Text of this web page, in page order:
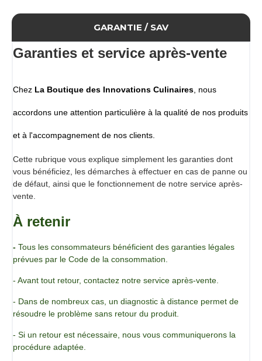
Un hommage à cet insecte incroyable et productif qui vous
permet de polliniser les fleurs et de donner le meilleur sous
forme de miel. Faites voler votre esprit !!
Caractéristiques
Epaisseur empreinte 2 mm
Passe au lave-vaisselle et résiste aux températures du
four jusqu'à 230°C.
Conditionnement
Moule 3 empreintes vendu à l'unité
GARANTIE / SAV
Garanties et service après-vente
Chez La Boutique des Innovations Culinaires , nous
accordons une attention particulière à la qualité de nos produits
et à l'accompagnement de nos clients.
Cette rubrique vous explique simplement les garanties dont
vous bénéficiez, les démarches à effectuer en cas de panne ou
de défaut, ainsi que le fonctionnement de notre service après-
vente.
À retenir
- Tous les consommateurs bénéficient des garanties légales
prévues par le Code de la consommation.
- Avant tout retour, contactez notre service après-vente.
- Dans de nombreux cas, un diagnostic à distance permet de
résoudre le problème sans retour du produit.
- Si un retour est nécessaire, nous vous communiquerons la
procédure adaptée.